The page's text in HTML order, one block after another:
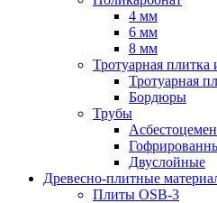
4 мм
6 мм
8 мм
Тротуарная
Тротуарная
Бордюры
Трубы
Двуслойные
Древесно-плитные
Плиты OSB-3